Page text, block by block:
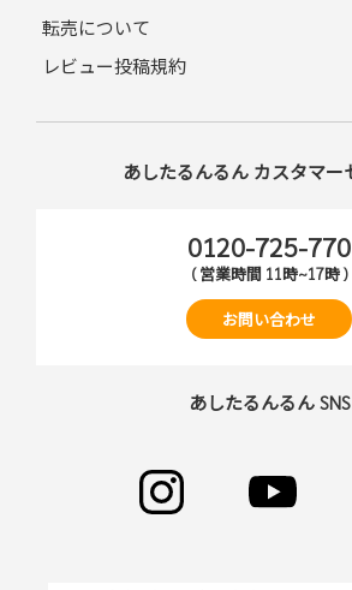
転売について
レビュー投稿規約
あしたるんるん カスタマー
0120-725-770
( 営業時間 11時~17時 )
お問い合わせ
あしたるんるん SNS